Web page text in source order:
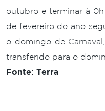
outubro e terminar à
de fevereiro do ano
o domingo de
transferido para o
Fonte: Terra